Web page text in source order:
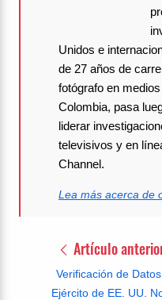
Unidos e
de 27 años de
fotógrafo en
Colombia, pasa
liderar
televisivos y en
Channel.
Lea más acerca de
Artículo
Verificación de
Ejército de EE. UU.